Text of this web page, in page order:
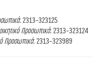
: 2313-323125
Προσωπικό: 2313-323124
Προσωπικό: 2313-323989